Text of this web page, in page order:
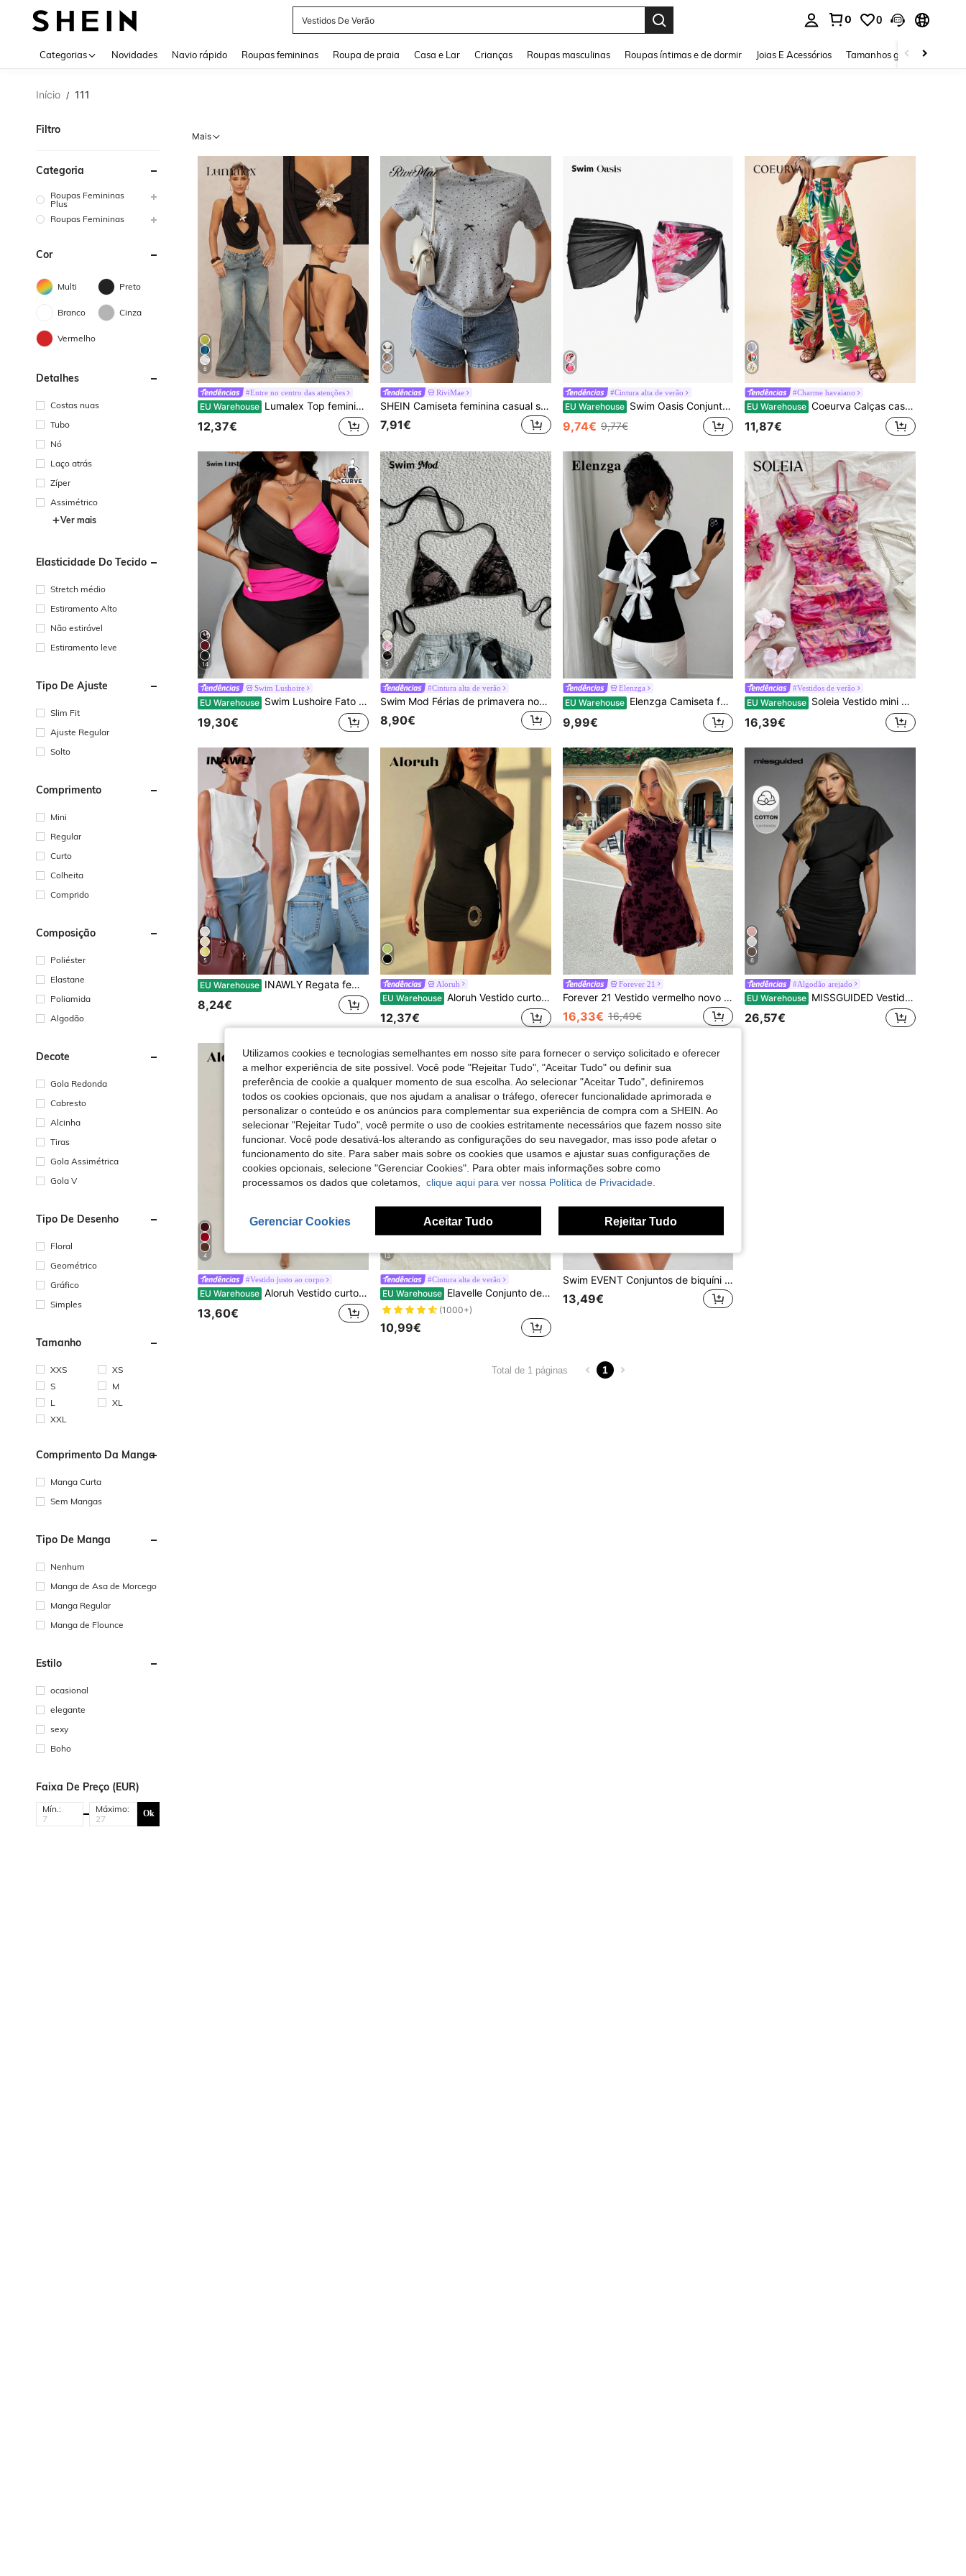
Tops
0 0
Categorias Novidades Navio rápido Roupas femininas Roupa de praia Casa e Lar Crianças Roupas masculinas Roupas íntimas e de dormir Joias E Acessórios Tamanhos grandes
Início / 111
Filtro
Categoria
Roupas Femininas
Plus
Roupas Femininas
Cor
Multi Preto
Branco Cinza
Vermelho
Detalhes
Costas nuas
Tubo
Nó
Laço atrás
Zíper
Assimétrico
Ver mais
Elasticidade Do Tecido
Stretch médio
Estiramento Alto
Não estirável
Estiramento leve
Tipo De Ajuste
Slim Fit
Ajuste Regular
Solto
Comprimento
Mini
Regular
Curto
Colheita
Comprido
Composição
Poliéster
Elastane
Poliamida
Algodão
Decote
Gola Redonda
Cabresto
Alcinha
Tiras
Gola Assimétrica
Gola V
Tipo De Desenho
Floral
Geométrico
Gráfico
Simples
Tamanho
XXS
XS
S
M
L
XL
XXL
Comprimento Da Manga
Manga Curta
Sem Mangas
Tipo De Manga
Nenhum
Manga de Asa de Morcego
Manga Regular
Manga de Flounce
Estilo
ocasional
elegante
sexy
Boho
Faixa De Preço (EUR)
Mín.: Máximo: Ok
Mais
6
#Entre no centro das atenções
EU Warehouse Lumalex Top feminino preto de verão estilo anos 70 para noite de discoteca e festa, decote halter com torção, estampado floral com aplicações, sem mangas, bodycon, costas nuas, decote sweetheart, elegante e chique
12,37€
RiviMae
SHEIN Camiseta feminina casual solta com gola redonda e manga curta, primavera/verão
7,91€
#Cintura alta de verão
EU Warehouse Swim Oasis Conjunto de 2 vestidos de praia de malha com estampa de colocação de férias de primavera
9,74€ 9,77€
#Charme havaiano
EU Warehouse Coeurva Calças casuais simples e elegantes femininas para uso diário
11,87€
14
Swim Lushoire
EU Warehouse Swim Lushoire Fato de Banho feminino plus size com estampa de blocos de cores cruzados e emenda de malha, peça única, para férias na praia no verão
19,30€
5
#Cintura alta de verão
Swim Mod Férias de primavera novo preto sexy renda praia resort feminino maiô biquíni top
8,90€
Elenzga
EU Warehouse Elenzga Camiseta feminina de manga curta com gola redonda e decoração de laço nas costas
9,99€
#Vestidos de verão
EU Warehouse Soleia Vestido mini camisola para mulher, rosa claro, de verão, estilo anos 70, com estampado gráfico de onda em malha, franzido, para festa de noite em discoteca, férias e aniversário
16,39€
5
EU Warehouse INAWLY Regata feminina minimalista, sexy e sem costas, ideal para férias e resorts. Regata feminina lisa, com decote redondo, modelo simples e sexy, sem costas. Regata feminina simples e sexy com recorte nas costas e amarração na cintura. Valoriza o corpo, ideal para todos os tipos de corpo, incluindo o formato pera e maçã. Modelagem 3D. Novidade. Corte justo. Estilo vintage. Perfeita para férias, festas, encontros, com alças. Caimento limpo. Estilo vintage e sensual. Ideal para o dia a dia. Roupa casual e confortável.
8,24€
Aloruh
EU Warehouse Aloruh Vestido curto feminino cor sólida decote assimétrico decoração metálica ajustado
12,37€
Forever 21
Forever 21 Vestido vermelho novo de verão com decote em V, plissado, busto justo, linha A
16,33€ 16,49€
6
#Algodão arejado
EU Warehouse MISSGUIDED Vestido curto justo e drapeado, elegante, de manga curta e gola alta, para festas, baladas e saídas noturnas. Confeccionado em tecido elástico.
26,57€
4
#Vestido justo ao corpo
EU Warehouse Aloruh Vestido curto vermelho romântico com fita para o dia dos namorados e bodycon para mulheres
13,60€
13
#Cintura alta de verão
EU Warehouse Elavelle Conjunto de biquíni sexy com estampa de animal feminino, conjunto de roupa de banho com pingente de metal aleatório de estrela do mar e alças finas, moda praia de verão
(1000+)
10,99€
Swim EVENT Conjuntos de biquíni femininos de verão dos namorados 2025
13,49€
Total de 1 páginas 1
Utilizamos cookies e tecnologias semelhantes em nosso site para fornecer o serviço solicitado e oferecer
a melhor experiência de site possível. Você pode "Rejeitar Tudo", "Aceitar Tudo" ou definir sua
preferência de cookie a qualquer momento de sua escolha. Ao selecionar "Aceitar Tudo", definiremos
todos os cookies opcionais, que nos ajudam a analisar o tráfego, oferecer funcionalidade aprimorada e
personalizar o conteúdo e os anúncios para complementar sua experiência de compra com a SHEIN. Ao
selecionar "Rejeitar Tudo", você permite o uso de cookies estritamente necessários que fazem nosso site
funcionar. Você pode desativá-los alterando as configurações do seu navegador, mas isso pode afetar o
funcionamento do site. Para saber mais sobre os cookies que usamos e ajustar suas configurações de
cookies opcionais, selecione "Gerenciar Cookies". Para obter mais informações sobre como
processamos os dados que coletamos, clique aqui para ver nossa Política de Privacidade.
Gerenciar Cookies Aceitar Tudo Rejeitar Tudo